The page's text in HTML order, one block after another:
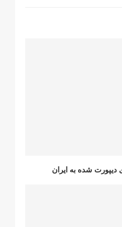
دیپورت شده بە ایران